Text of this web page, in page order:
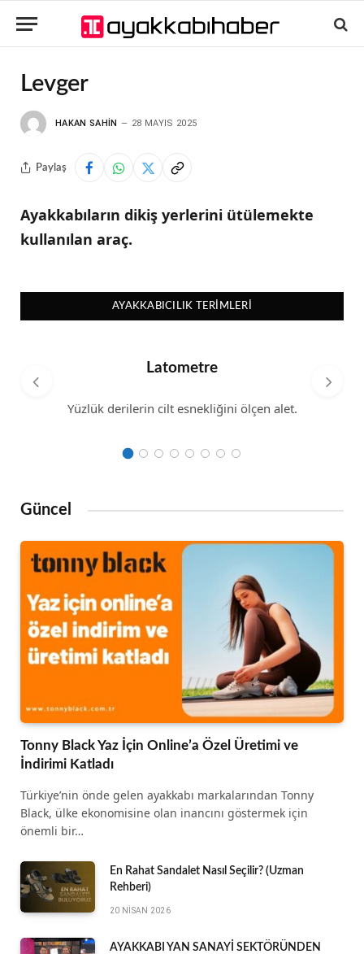
Levger
HAKAN SAHIN 28 MAYIS 2025
Paylaş
Ayakkabıların dikiş yerlerini ütülemekte
kullanılan araç.
AYAKKABICILIK TERIMLERI
Latometre
Yüzlük derilerin cilt esnekliğini ölçen alet.
Güncel
Tonny Black Yaz İçin Online’a Özel Üretimi ve
İndirimi Katladı
Türkiye’nin önde gelen ayakkabı markalarından Tonny
Black, ülke ekonomisine olan inancını göstermek için
önemli bir…
En Rahat Sandalet Nasıl Seçilir? (Uzman
Rehberi)
20 NISAN 2026
AYAKKABI YAN SANAYİ SEKTÖRÜNDEN